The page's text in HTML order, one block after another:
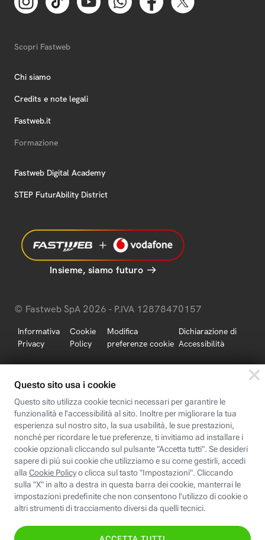
Scopri Fastweb
Chi siamo
Credits e note legali
Fastweb.it
Formazione
Fastweb Digital Academy
STEP FuturAbility District
Insieme, siamo futuro
© Fastweb SpA 2026 - P.IVA 12878470157
Informativa
Privacy
Cookie
Policy
Modifica
preferenze cookie
Dichiarazione di
Accessibilità